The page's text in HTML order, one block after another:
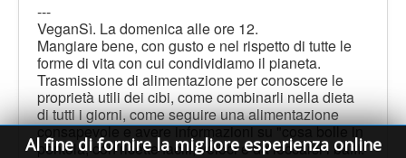
---
VeganSì. La domenica alle ore 12.
Mangiare bene, con gusto e nel rispetto di tutte le
forme di vita con cui condividiamo il pianeta.
Trasmissione di alimentazione per conoscere le
proprietà utili dei cibi, come combinarli nella dieta
di tutti i giorni, come seguire una alimentazione
consapevole e avere informazioni su "cosa bolle in
pentola, con ricette facili, veloci e da leccarsi i baffi.
Al fine di fornire la migliore esperienza online